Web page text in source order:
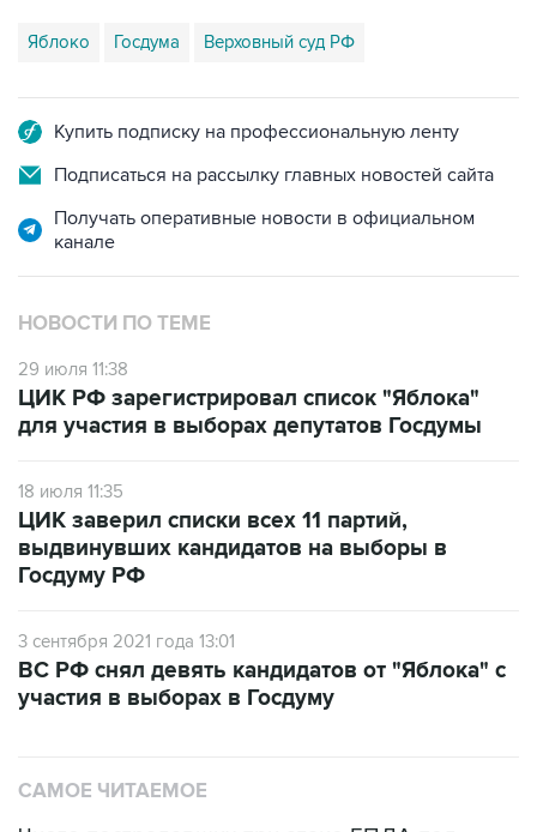
Яблоко Госдума Верховный суд РФ
Купить подписку на профессиональную ленту
Подписаться на рассылку главных новостей сайта
Получать оперативные новости в официальном
канале
НОВОСТИ ПО ТЕМЕ
29 июля 11:38
ЦИК РФ зарегистрировал список "Яблока"
для участия в выборах депутатов Госдумы
18 июля 11:35
ЦИК заверил списки всех 11 партий,
выдвинувших кандидатов на выборы в
Госдуму РФ
3 сентября 2021 года 13:01
ВС РФ снял девять кандидатов от "Яблока" с
участия в выборах в Госдуму
САМОЕ ЧИТАЕМОЕ